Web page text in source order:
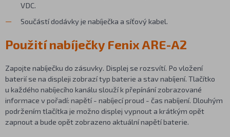
VDC.
Součástí dodávky je nabíječka a síťový kabel.
Použití nabíječky Fenix ARE-A2
Zapojte nabíječku do zásuvky. Displej se rozsvítí. Po vložení
baterií se na displeji zobrazí typ baterie a stav nabíjení. Tlačítko
u každého nabíjecího kanálu slouží k přepínání zobrazované
informace v pořadí: napětí - nabíjecí proud - čas nabíjení. Dlouhým
podržením tlačítka je možno displej vypnout a krátkým opět
zapnout a bude opět zobrazeno aktuální napětí baterie.